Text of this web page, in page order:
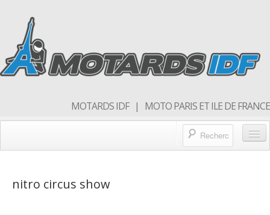
MOTARDS IDF | MOTO PARIS ET ILE DE FRANCE
Forum
nitro circus show